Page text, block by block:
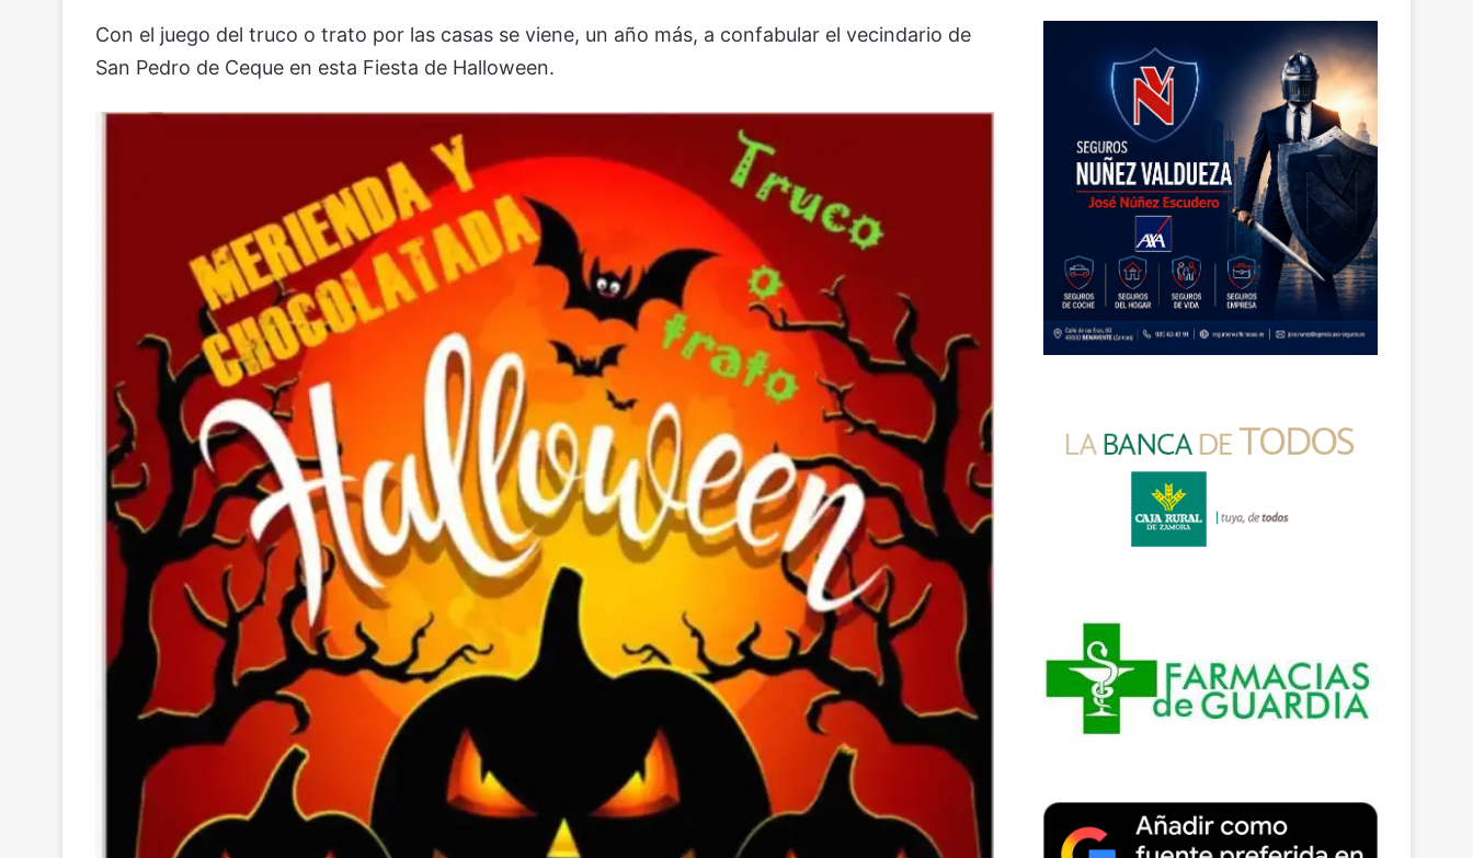
Con el juego del truco o trato por las casas se viene, un año más, a confabular el vecindario de
San Pedro de Ceque en esta Fiesta de Halloween.